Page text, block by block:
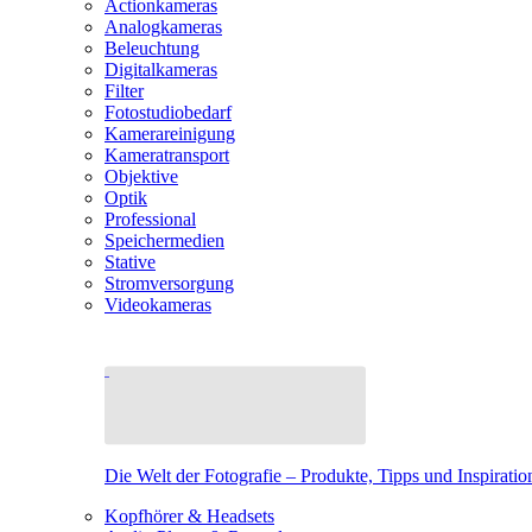
Actionkameras
Analogkameras
Beleuchtung
Digitalkameras
Filter
Fotostudiobedarf
Kamerareinigung
Kameratransport
Objektive
Optik
Professional
Speichermedien
Stative
Stromversorgung
Videokameras
Die Welt der Fotografie – Produkte, Tipps und
Kopfhörer & Headsets